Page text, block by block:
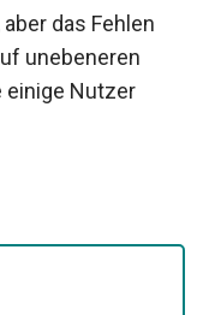
das Fehlen
unebeneren
einige Nutzer